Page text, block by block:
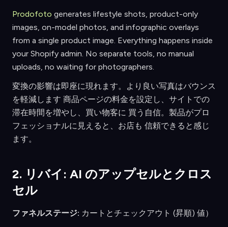
Prodofoto generates lifestyle shots, product-only
images, on-model photos, and infographic overlays
from a single product image. Everything happens inside
your Shopify admin. No separate tools, no manual
uploads, no waiting for photographers.
変換の影響は即座に現れます。より良い写真はバウンス
を軽減します 商品ページの料金を設定し、サイトでの
滞在時間を増やし、買い物客に 買う自信。製品がプロ
フェッショナルに見えると、お店も 信頼できると感じ
ます。
2. リバイ: AI のアップセルとクロス
セル
ファネルステージ: カートとチェックアウト (昇順) 値）